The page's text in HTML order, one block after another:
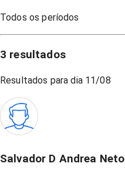
Todos os períodos
3 resultados
Resultados para dia 11/08
Salvador D Andrea Neto